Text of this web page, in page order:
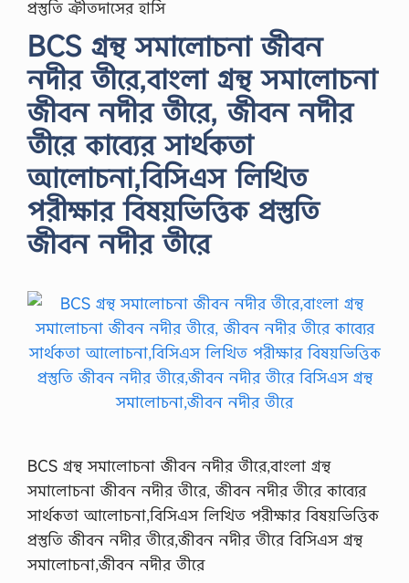
প্রস্তুতি ক্রীতদাসের হাসি
BCS গ্রন্থ সমালোচনা জীবন
নদীর তীরে,বাংলা গ্রন্থ সমালোচনা
জীবন নদীর তীরে, জীবন নদীর
তীরে কাব্যের সার্থকতা
আলোচনা,বিসিএস লিখিত
পরীক্ষার বিষয়ভিত্তিক প্রস্তুতি
জীবন নদীর তীরে
BCS গ্রন্থ সমালোচনা জীবন নদীর তীরে,বাংলা গ্রন্থ
সমালোচনা জীবন নদীর তীরে, জীবন নদীর তীরে কাব্যের
সার্থকতা আলোচনা,বিসিএস লিখিত পরীক্ষার বিষয়ভিত্তিক
প্রস্তুতি জীবন নদীর তীরে,জীবন নদীর তীরে বিসিএস গ্রন্থ
সমালোচনা,জীবন নদীর তীরে